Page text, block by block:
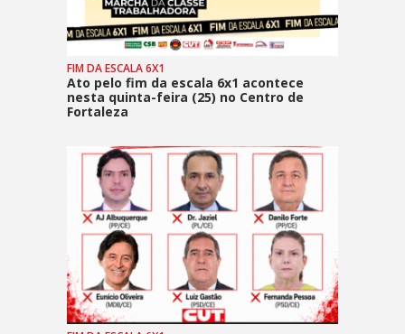
FIM DA ESCALA 6X1
Ato pelo fim da escala 6x1 acontece
nesta quinta-feira (25) no Centro de
Fortaleza